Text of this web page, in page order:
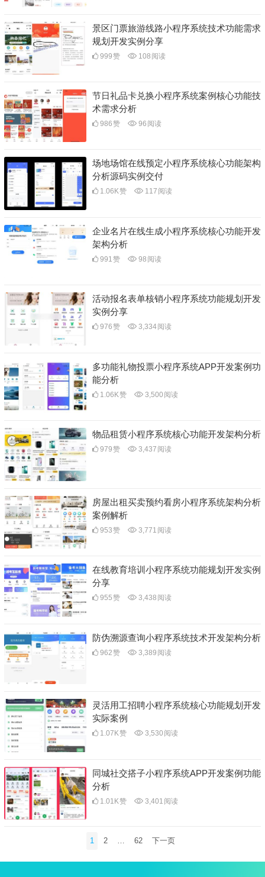
景区门票旅游线路小程序系统技术功能需求
规划开发实例分享
999赞 108 阅读
节日礼品卡兑换小程序系统案例核心功能技
术需求分析
986赞 96 阅读
场地场馆在线预定小程序系统核心功能架构
分析源码实例交付
1.06K赞 117 阅读
企业名片在线生成小程序系统核心功能开发
架构分析
991赞 98 阅读
活动报名表单核销小程序系统功能规划开发
实例分享
976赞 3,334阅读
多功能礼物投票小程序系统APP开发案例功
能分析
1.06K赞 3,500 阅读
物品租赁小程序系统核心功能开发架构分析
979赞 3,437 阅读
房屋出租买卖预约看房小程序系统架构分析
案例解析
953赞 3,771 阅读
在线教育培训小程序系统功能规划开发实例
分享
955赞 3,438 阅读
防伪溯源查询小程序系统技术开发架构分析
962赞 3,389 阅读
灵活用工招聘小程序系统核心功能规划开发
实际案例
1.07K赞 3,530 阅读
同城社交搭子小程序系统APP开发案例功能
分析
1.01K赞 3,401 阅读
分
1 2 62 下一页